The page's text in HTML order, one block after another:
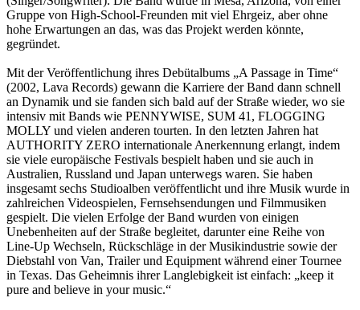
Gruppe von High-School-Freunden mit viel Ehrgeiz, aber ohne
hohe Erwartungen an das, was das Projekt werden könnte,
gegründet.
Mit der Veröffentlichung ihres Debütalbums „A Passage in Time“
(2002, Lava Records) gewann die Karriere der Band dann schnell
an Dynamik und sie fanden sich bald auf der Straße wieder, wo sie
intensiv mit Bands wie PENNYWISE, SUM 41, FLOGGING
MOLLY und vielen anderen tourten. In den letzten Jahren hat
AUTHORITY ZERO internationale Anerkennung erlangt, indem
sie viele europäische Festivals bespielt haben und sie auch in
Australien, Russland und Japan unterwegs waren. Sie haben
insgesamt sechs Studioalben veröffentlicht und ihre Musik wurde in
zahlreichen Videospielen, Fernsehsendungen und Filmmusiken
gespielt. Die vielen Erfolge der Band wurden von einigen
Unebenheiten auf der Straße begleitet, darunter eine Reihe von
Line-Up Wechseln, Rückschläge in der Musikindustrie sowie der
Diebstahl von Van, Trailer und Equipment während einer Tournee
in Texas. Das Geheimnis ihrer Langlebigkeit ist einfach: „keep it
pure and believe in your music.“